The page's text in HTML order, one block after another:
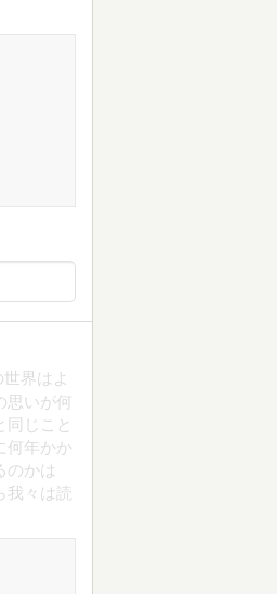
界はよ
思いが何
じこと
何年かか
のかは
我々は読